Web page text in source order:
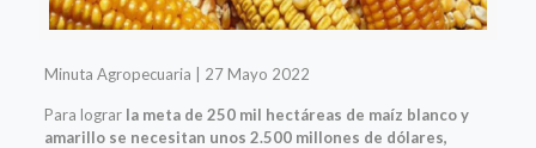
Minuta Agropecuaria | 27 Mayo 2022
Para lograr la meta de 250 mil hectáreas de maíz blanco y
amarillo se necesitan unos 2.500 millones de dólares,